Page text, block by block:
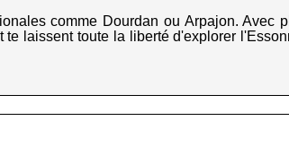
comme Dourdan ou Arpajon. Avec
laissent toute la liberté d'explorer